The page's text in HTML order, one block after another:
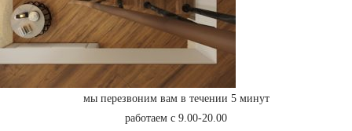
мы перезвоним вам в течении 5 минут
работаем с 9.00-20.00